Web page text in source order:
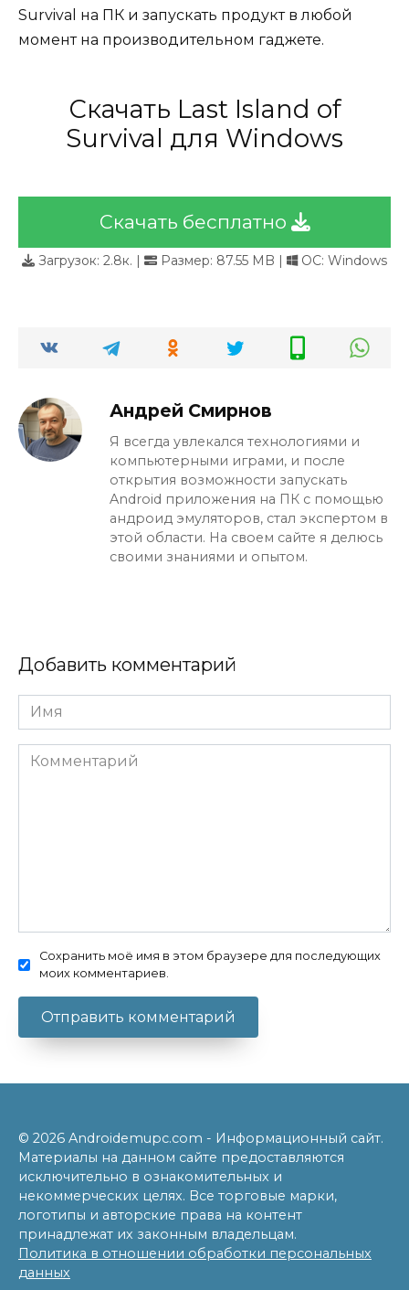
Survival на ПК и запускать продукт в любой
момент на производительном гаджете.
Скачать Last Island of
Survival для Windows
Скачать бесплатно
Загрузок: 2.8к. | Размер: 87.55 MB | ОС: Windows
Андрей Смирнов
Я всегда увлекался технологиями и
компьютерными играми, и после
открытия возможности запускать
Android приложения на ПК с помощью
андроид эмуляторов, стал экспертом в
этой области. На своем сайте я делюсь
своими знаниями и опытом.
Добавить комментарий
Имя
Комментарий
Сохранить моё имя в этом браузере для последующих
моих комментариев.
© 2026 Androidemupc.com - Информационный сайт.
Материалы на данном сайте предоставляются
исключительно в ознакомительных и
некоммерческих целях. Все торговые марки,
логотипы и авторские права на контент
принадлежат их законным владельцам.
Политика в отношении обработки персональных
данных